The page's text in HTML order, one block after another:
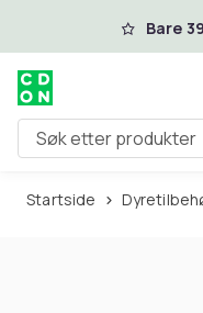
Hopp til Bare
Søk etter produkter
Startside